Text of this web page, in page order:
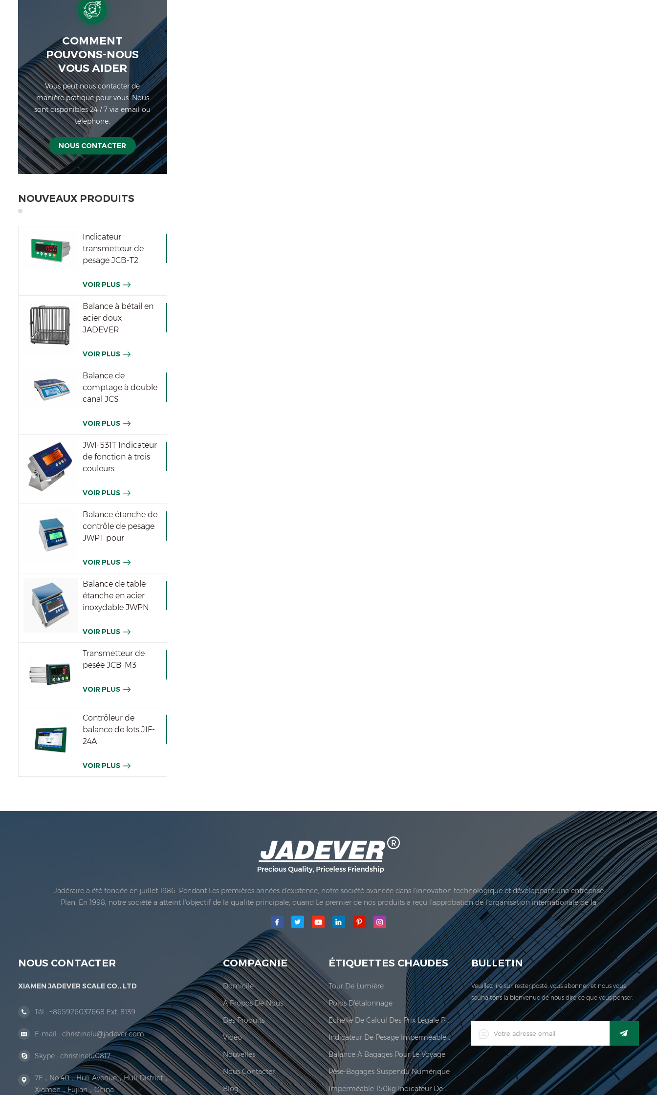
COMMENT
POUVONS-NOUS
VOUS AIDER
Vous peut nous contacter de
manière pratique pour vous. Nous
sont disponibles 24 / 7 via email ou
téléphone.
NOUS CONTACTER
NOUVEAUX PRODUITS
Indicateur
transmetteur de
pesage JCB-T2
VOIR PLUS
Balance à bétail en
acier doux
JADEVER
VOIR PLUS
Balance de
comptage à double
canal JCS
VOIR PLUS
JWI-531T Indicateur
de fonction à trois
couleurs
VOIR PLUS
Balance étanche de
contrôle de pesage
JWPT pour
VOIR PLUS
Balance de table
étanche en acier
inoxydable JWPN
VOIR PLUS
Transmetteur de
pesée JCB-M3
VOIR PLUS
Contrôleur de
balance de lots JIF-
24A
VOIR PLUS
Jadéraire a été fondée en juillet 1986. Pendant Les premières années d'existence, notre société avancée dans l'innovation technologique et développant une entreprise
Plan. En 1998, notre société a atteint l'objectif de la qualité principale, quand Le premier de nos produits a reçu l'approbation de l'organisation internationale de la
métrologie légale En 1999, Xiamen Jadéraire Échelle Co., Ltd.a été établie; La principale zone de production de notre société est située ici. En 2006, Jadeur acquis ...
NOUS CONTACTER
XIAMEN JADEVER SCALE CO., LTD
Tél : +865926037668 Ext. 8139
E-mail : christinelu@jadever.com
Skype : christinelu0817
7F，No.40，Huli Avenue，Huli District，
Xiamen，Fujian，China
COMPAGNIE
Domicile
À Propos De Nous
Des Produits
Vidéo
Nouvelles
Nous Contacter
Blog
ÉTIQUETTES CHAUDES
Tour De Lumière
Poids D'étalonnage
Échelle De Calcul Des Prix Légale Pour Le Commerce
Indicateur De Pesage Imperméable Industriel Industriel Numérique LED
Balance À Bagages Pour Le Voyage
Pèse-Bagages Suspendu Numérique
Imperméable 150kg Indicateur De Pesée
BULLETIN
Veuillez lire sur, rester posté, vous abonner, et nous vous
souhaitons la bienvenue de nous dire ce que vous penser.